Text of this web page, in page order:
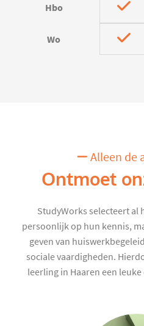
Hbo
Wo
Alleen de
Ontmoet
StudyWorks selecteert al
persoonlijk op hun kennis,
geven van
sociale vaardigheden.
leerling in Haaren een